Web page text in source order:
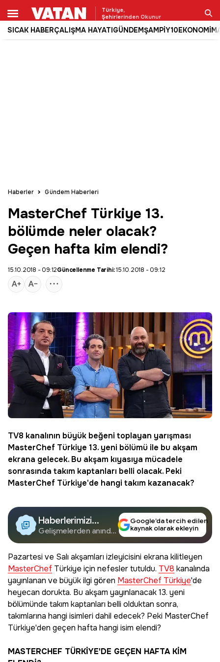
Türkiye,
Şehirlerinden Okunur
SICAK HABERÇALIŞMA HAYATIGÜNDEMŞAMPİY10EKONOMİ
Ara
Haberler Gündem Haberleri
MasterChef Türkiye 13.
bölümde neler olacak?
Geçen hafta kim elendi?
15.10.2018 - 09:12Güncellenme Tarihi:15.10.2018 - 09:12
TV8 kanalının büyük beğeni toplayan yarışması
MasterChef Türkiye 13. yeni bölümü ile bu akşam
ekrana gelecek. Bu akşam kıyasıya mücadele
sonrasında takım kaptanları belli olacak. Peki
MasterChef Türkiye'de hangi takım kazanacak?
Haberlerimizi
Google'da Takip
Edin
Gelişmelerden anında
Google’da tercih edilen
kaynak olarak ekleyin
Pazartesi ve Salı akşamları izleyicisini ekrana kilitleyen
MasterChef Türkiye için nefesler tutuldu. TV8 kanalında
yayınlanan ve büyük ilgi gören MasterChef Türkiye'de
heyecan dorukta. Bu akşam yayınlanacak 13. yeni
bölümünde takım kaptanları belli olduktan sonra,
takımlarına hangi isimleri dahil edecek? Peki MasterChef
Türkiye'den geçen hafta hangi isim elendi?
MASTERCHEF TÜRKİYE'DE GEÇEN HAFTA KİM